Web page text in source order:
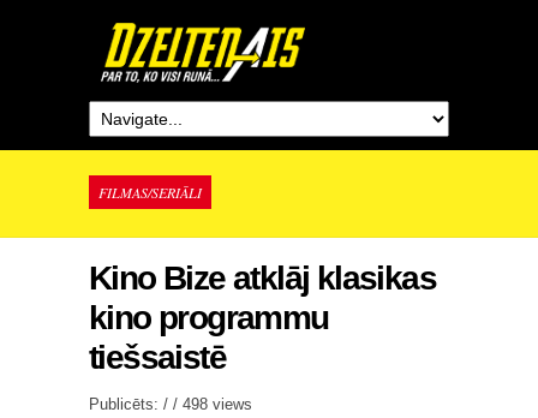
FILMAS/SERIĀLI
Kino Bize atklāj klasikas
kino programmu
tiešsaistē
Publicēts: / / 498 views